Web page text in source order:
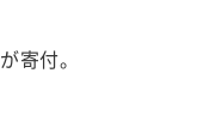
寄付。